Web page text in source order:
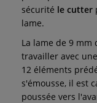
sécurité le cutter
lame.
La lame de 9
travailler avec
12 éléments
s'émousse, il est
poussée vers